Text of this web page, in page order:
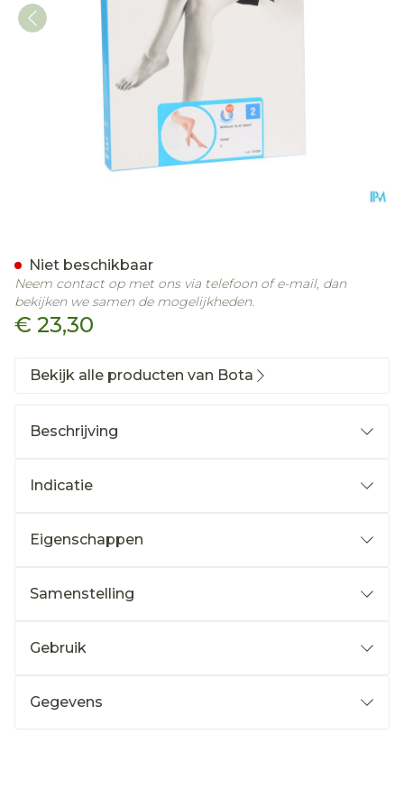
€ 23,30
Niet beschikbaar
Neem contact op met ons via telefoon of e-mail, dan
bekijken we samen de mogelijkheden.
Bekijk alle producten van Bota
Beschrijving
Indicatie
Eigenschappen
Samenstelling
Gebruik
Gegevens